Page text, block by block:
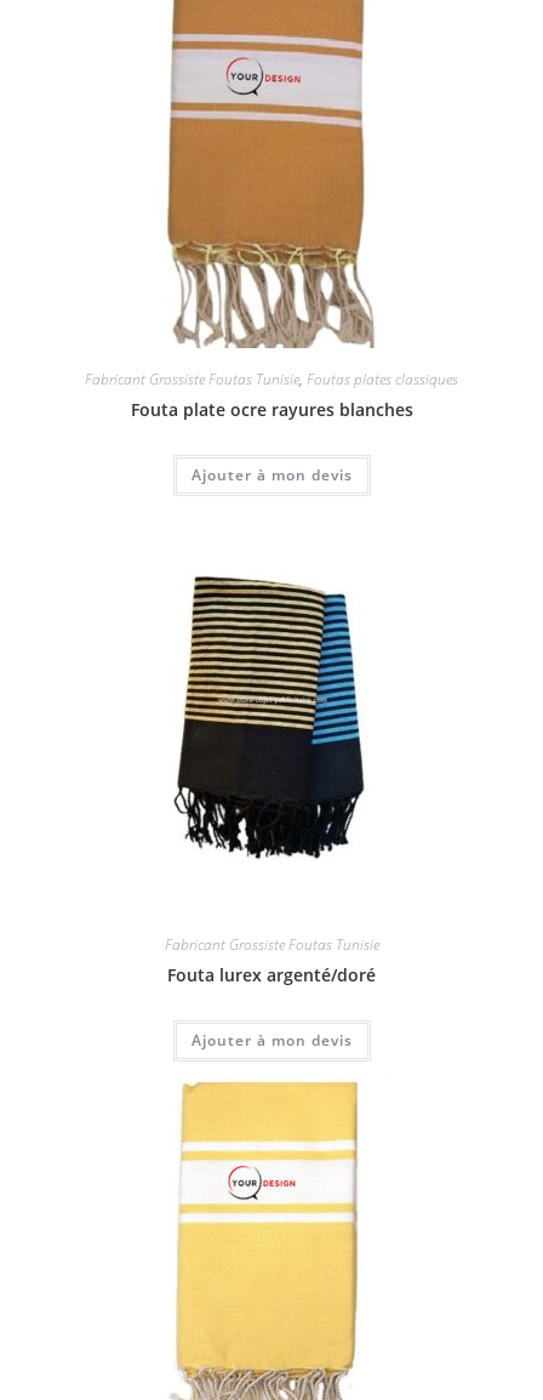
Fabricant Grossiste Foutas Tunisie, Foutas plates classiques
Fouta plate ocre rayures blanches
Ajouter à mon devis
Fabricant Grossiste Foutas Tunisie
Fouta lurex argenté/doré
Ajouter à mon devis